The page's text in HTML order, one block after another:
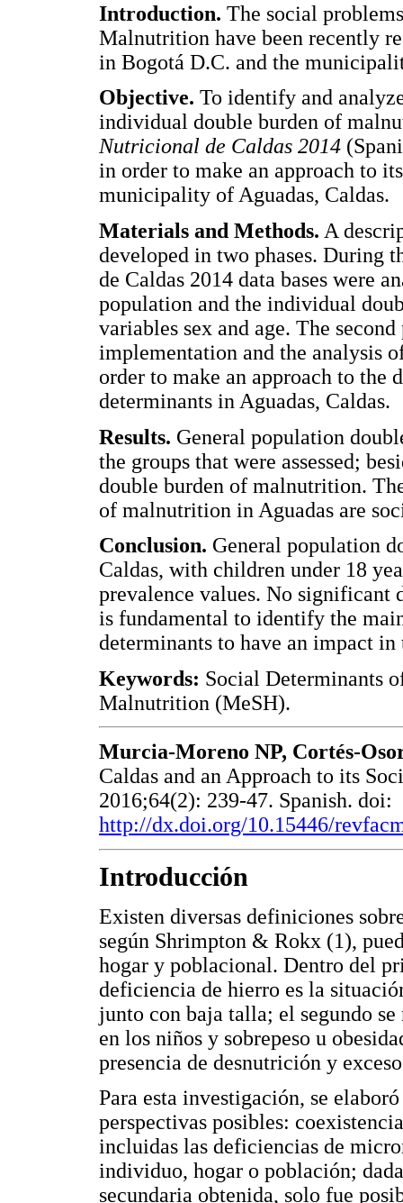
Introduction. The social
Malnutrition have been recently
in Bogotá D.C. and the
Objective. To identify and
individual double burden of
Nutricional de Caldas 2014
in order to make an approach to
municipality of Aguadas, Caldas.
Materials and Methods. A
developed in two phases. During
de Caldas 2014 data bases were
population and the individual
variables sex and age. The
implementation and the analysis
order to make an approach to
determinants in Aguadas, Caldas.
Results. General population
the groups that were assessed;
double burden of malnutrition.
of malnutrition in Aguadas are
Conclusion. General population
Caldas, with children under 18
prevalence values. No significant
is fundamental to identify the
determinants to have an impact
Keywords: Social Determinants
Malnutrition (MeSH).
Murcia-Moreno NP, Cortés-
Caldas and an Approach to its
2016;64(2): 239-47. Spanish. doi:
http://dx.doi.org/10.15446/
Introducción
Existen diversas definiciones
según Shrimpton & Rokx (1),
hogar y poblacional. Dentro del
deficiencia de hierro es la
junto con baja talla; el segundo
en los niños y sobrepeso u
presencia de desnutrición y
Para esta investigación, se
perspectivas posibles:
incluidas las deficiencias de
individuo, hogar o población;
secundaria obtenida, solo fue